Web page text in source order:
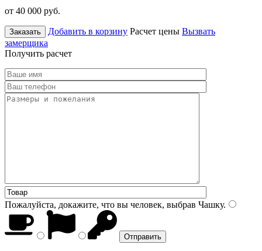
от 40 000 руб.
Заказать Добавить в корзину Расчет цены Вызвать
замерщика
Получить расчет
Пожалуйста, докажите, что вы человек, выбрав Чашку.